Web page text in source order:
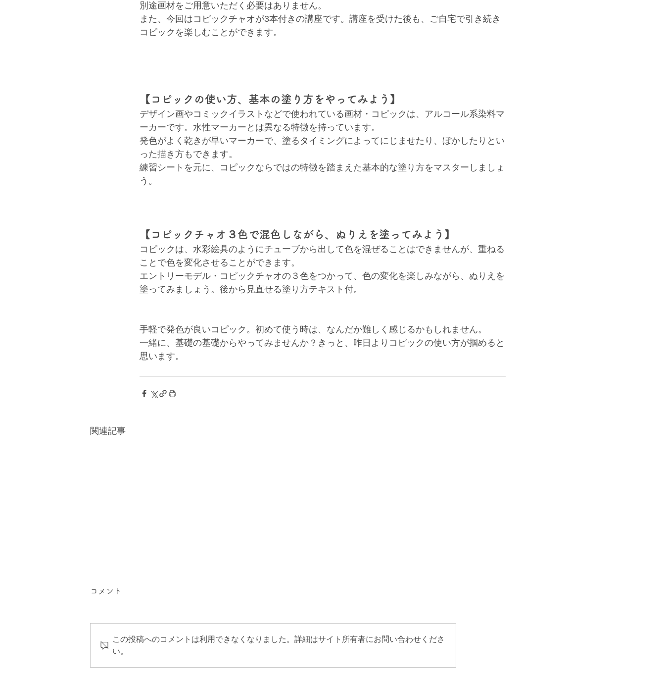
別途画材をご用意いただく必要はありません。
また、今回はコピックチャオが3本付きの講座です。講座を受けた後も、ご自宅で引き続き
コピックを楽しむことができます。
【コピックの使い方、基本の塗り方をやってみよう】
デザイン画やコミックイラストなどで使われている画材・コピックは、アルコール系染料マ
ーカーです。水性マーカーとは異なる特徴を持っています。
発色がよく乾きが早いマーカーで、塗るタイミングによってにじませたり、ぼかしたりとい
った描き方もできます。
練習シートを元に、コピックならではの特徴を踏まえた基本的な塗り方をマスターしましょ
う。
【コピックチャオ３色で混色しながら、ぬりえを塗ってみよう】
コピックは、水彩絵具のようにチューブから出して色を混ぜることはできませんが、重ねる
ことで色を変化させることができます。
エントリーモデル・コピックチャオの３色をつかって、色の変化を楽しみながら、ぬりえを
塗ってみましょう。後から見直せる塗り方テキスト付。
手軽で発色が良いコピック。初めて使う時は、なんだか難しく感じるかもしれません。
一緒に、基礎の基礎からやってみませんか？きっと、昨日よりコピックの使い方が掴めると
思います。
関連記事
コメント
この投稿へのコメントは利用できなくなりました。詳細はサイト所有者にお問い合わせくださ
い。